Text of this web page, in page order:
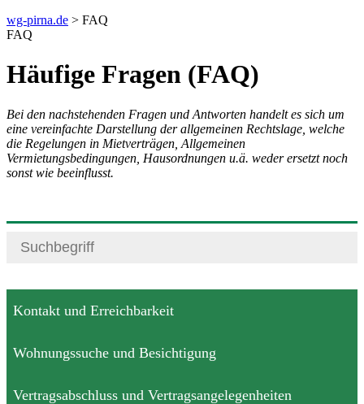
wg-pirna.de > FAQ
FAQ
Häufige Fragen (FAQ)
Bei den nachstehenden Fragen und Antworten handelt es sich um
eine vereinfachte Darstellung der allgemeinen Rechtslage, welche
die Regelungen in Mietverträgen, Allgemeinen
Vermietungsbedingungen, Hausordnungen u.ä. weder ersetzt noch
sonst wie beeinflusst.
Kontakt und Erreichbarkeit
Wohnungssuche und Besichtigung
Vertragsabschluss und Vertragsangelegenheiten